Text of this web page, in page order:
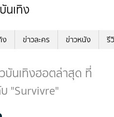
นเทิง
ง ข่าวละคร ข่าวหนัง รี
บันเทิงฮอตล่าสุด ที่
"Survivre"